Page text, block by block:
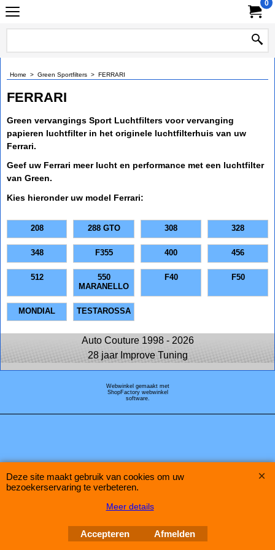
0
Home > Green Sportfilters > FERRARI
FERRARI
Green vervangings Sport Luchtfilters voor vervanging
papieren luchtfilter in het originele luchtfilterhuis van uw
Ferrari.
Geef uw Ferrari meer lucht en performance met een luchtfilter
van Green.
Kies hieronder uw model Ferrari:
208 288 GTO 308 328
348 F355 400 456
512
550
MARANELLO
F40 F50
MONDIAL TESTAROSSA
Auto Couture 1998 - 2026
28 jaar Improve Tuning
Webwinkel gemaakt met
ShopFactory webwinkel
software.
Deze site maakt gebruik van cookies om uw
bezoekerservaring te verbeteren.
Meer details
Accepteren Afmelden